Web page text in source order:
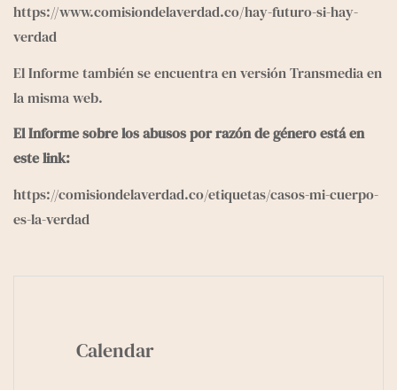
https://www.comisiondelaverdad.co/hay-futuro-si-hay-
verdad
El Informe también se encuentra en versión Transmedia en
la misma web.
El Informe sobre los abusos por razón de género está en
este link:
https://comisiondelaverdad.co/etiquetas/casos-mi-cuerpo-
es-la-verdad
Calendar